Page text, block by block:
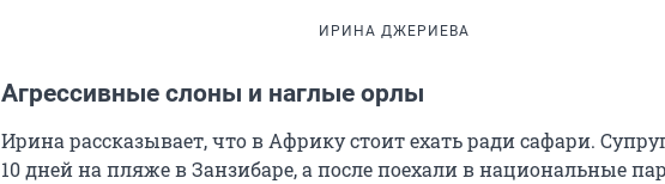
ИРИНА ДЖЕРИЕВА
Агрессивные слоны и наглые орлы
Ирина рассказывает, что в Африку стоит ехать ради сафари.
10 дней на пляже в Занзибаре, а после поехали в национальные